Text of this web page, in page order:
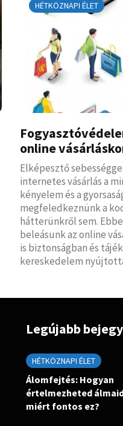
HÉTKÖZNAPI ÉLET
online
Elképesztő
internetes vásárlás a
kényelem és a
megfeledkeznünk a
hátterünkről sem.
beleásunk az online
is biztonságban és
kereskedelem
Legújabb
HÉTKÖZNAPI ÉLET
Álomfejtés: Hogyan
értelmezheted
miért fontos ez?